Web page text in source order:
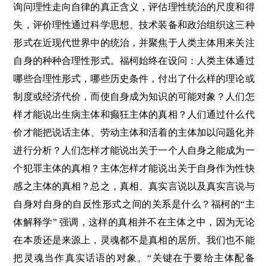
询问理性走向自律的真正含义，评估理性统治的尺度和得
失，评价理性通过科学思想、技术装备和政治组织这三种
形式在近现代世界中的统治，并聚焦于人类主体用来关注
自身的种种合理性形式。福柯始终在设问：人类主体通过
哪些合理性形式，哪些历史条件，付出了什么样的理论或
制度或经济代价，而使自身成为知识的可能对象？人们怎
样才能说出生病主体和癫狂主体的真相？人们通过什么代
价才能把说话主体、劳动主体和活着的主体加以问题化并
进行分析？人们怎样才能说出关于一个人自身之能成为一
个犯罪主体的真相？主体怎样才能说出关于自身作为性快
感之主体的真相？总之，真相、真实言说以及真实言说与
自身对自身的自反性形式之间的关系是什么？福柯的“主
体解释学” 强调，这样的真相并不在主体之中，因为无论
在本质还是来源上，灵魂都不是真相的居所。我们也不能
把灵魂当作真实话语的对象。“关键在于要给主体配备